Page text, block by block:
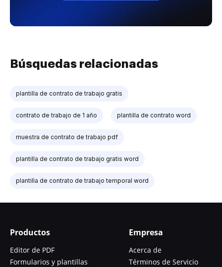
Búsquedas relacionadas
plantilla de contrato de trabajo gratis
contrato de trabajo de 1 año plantilla de contrato word
muestra de contrato de trabajo pdf
plantilla de contrato de trabajo gratis word
plantilla de contrato de trabajo temporal word
Productos
Editor de PDF
Formularios y plantillas
Empresa
Acerca de
Términos de Servicio